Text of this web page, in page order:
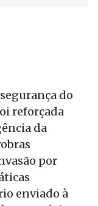
do
reforçada
da
por
enviado à